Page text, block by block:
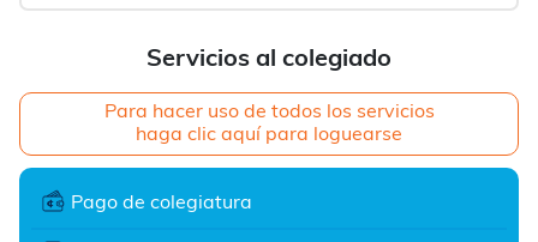
Servicios al colegiado
Para hacer uso de todos los servicios
haga clic aquí para loguearse
Pago de colegiatura